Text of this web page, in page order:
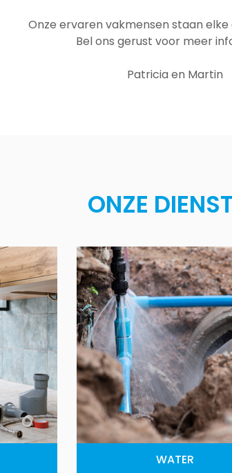
Onze ervaren vakmensen staan elke
Bel ons gerust voor meer
Patricia en Martin
ONZE
WATER